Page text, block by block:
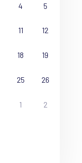
4 5
11 12
18 19
25 26
1 2